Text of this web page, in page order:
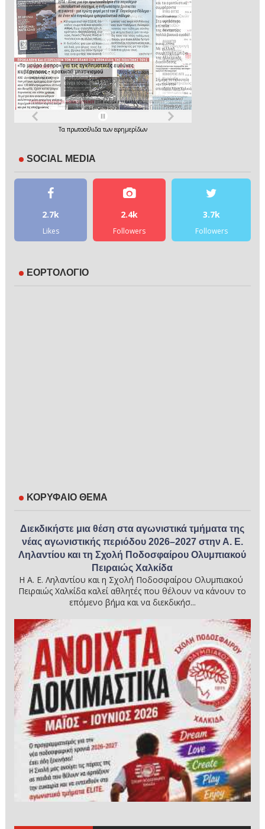
Τα πρωτοσέλιδατων εφημερίδων
SOCIAL MEDIA
2.7k
Likes
2.4k
Followers
3.7k
Followers
ΕΟΡΤΟΛΟΓΙΟ
ΚΟΡΥΦΑΙΟ ΘΕΜΑ
Διεκδικήστε μια θέση στα αγωνιστικά τμήματα της
νέας αγωνιστικής περιόδου 2026–2027 στην Α. Ε.
Ληλαντίου και τη Σχολή Ποδοσφαίρου Ολυμπιακού
Πειραιώς Χαλκίδα
Η Α. Ε. Ληλαντίου και η Σχολή Ποδοσφαίρου Ολυμπιακού
Πειραιώς Χαλκίδα καλεί αθλητές που θέλουν να κάνουν το
επόμενο βήμα και να διεκδικήσ...